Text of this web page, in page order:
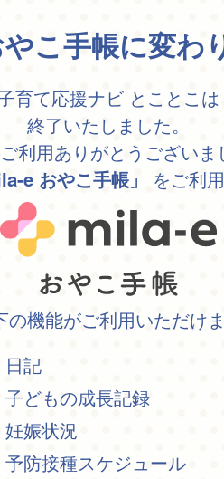
こ手帳に変わ
育て応援ナビ とことこは
終了いたしました。
利用ありがとうございま
e おやこ手帳」 をご利
の機能がご利用いただけ
日記
子どもの成長記録
妊娠状況
予防接種スケジュール